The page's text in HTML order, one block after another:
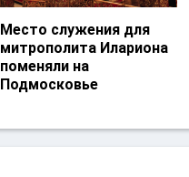
Место служения для
митрополита Илариона
поменяли на
Подмосковье